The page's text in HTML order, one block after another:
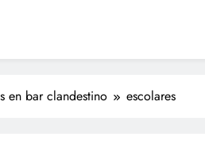
en bar clandestino escolares